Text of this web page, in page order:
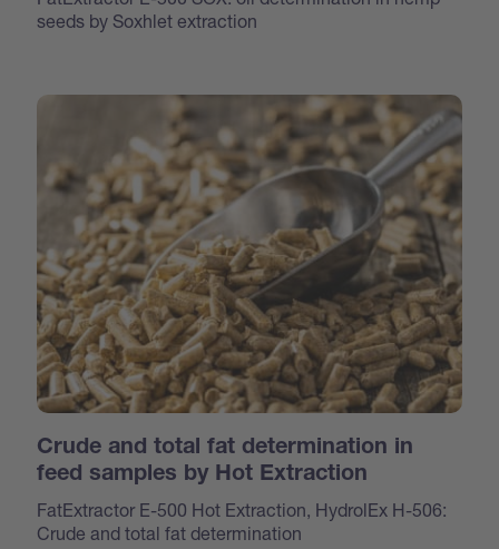
seeds by Soxhlet extraction
Crude and total fat determination in
feed samples by Hot Extraction
FatExtractor E-500 Hot Extraction, HydrolEx H-506:
Crude and total fat determination